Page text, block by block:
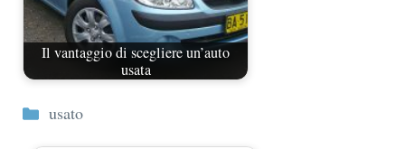
Il vantaggio di scegliere un’auto
usata
Categorie
usato